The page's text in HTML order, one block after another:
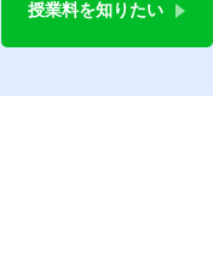
授業料を知りたい